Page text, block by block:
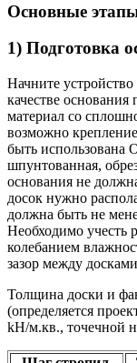
Основные
1) Подготовка
Начните
качестве
материал со
возможно
быть использована
шпунтованная,
основания не
досок нужно
должна быть не
Необходимо учесть
колебанием
зазор между
Толщина доски и
(определяется
kН/м.кв., точечной